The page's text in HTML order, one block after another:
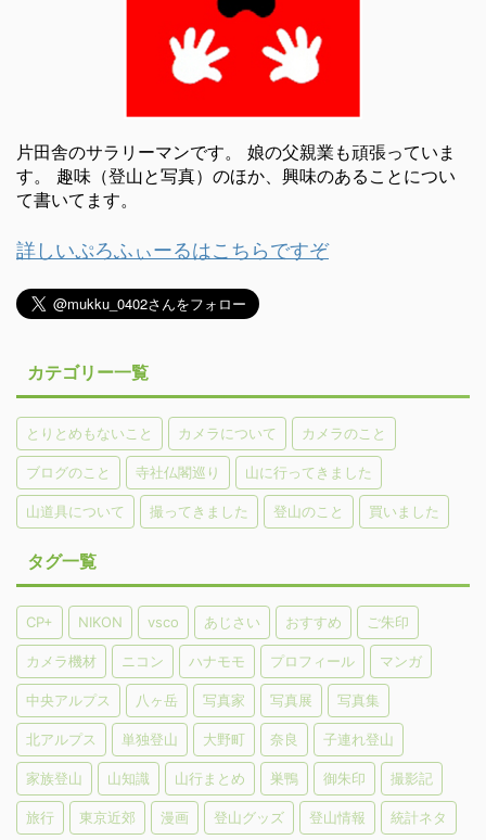
片田舎のサラリーマンです。 娘の父親業も頑張っていま
す。 趣味（登山と写真）のほか、興味のあることについ
て書いてます。
詳しいぷろふぃーるはこちらですぞ
カテゴリー一覧
とりとめもないこと カメラについて カメラのこと
ブログのこと 寺社仏閣巡り 山に行ってきました
山道具について 撮ってきました 登山のこと 買いました
タグ一覧
CP+ NIKON vsco あじさい おすすめ ご朱印
カメラ機材 ニコン ハナモモ プロフィール マンガ
中央アルプス 八ヶ岳 写真家 写真展 写真集
北アルプス 単独登山 大野町 奈良 子連れ登山
家族登山 山知識 山行まとめ 巣鴨 御朱印 撮影記
旅行 東京近郊 漫画 登山グッズ 登山情報 統計ネタ